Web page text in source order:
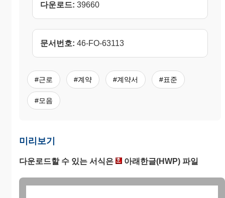
다운로드: 39660
문서번호: 46-FO-63113
#근로 #계약 #계약서 #표준
#모음
미리보기
다운로드할 수 있는 서식은 아래한글(HWP) 파일